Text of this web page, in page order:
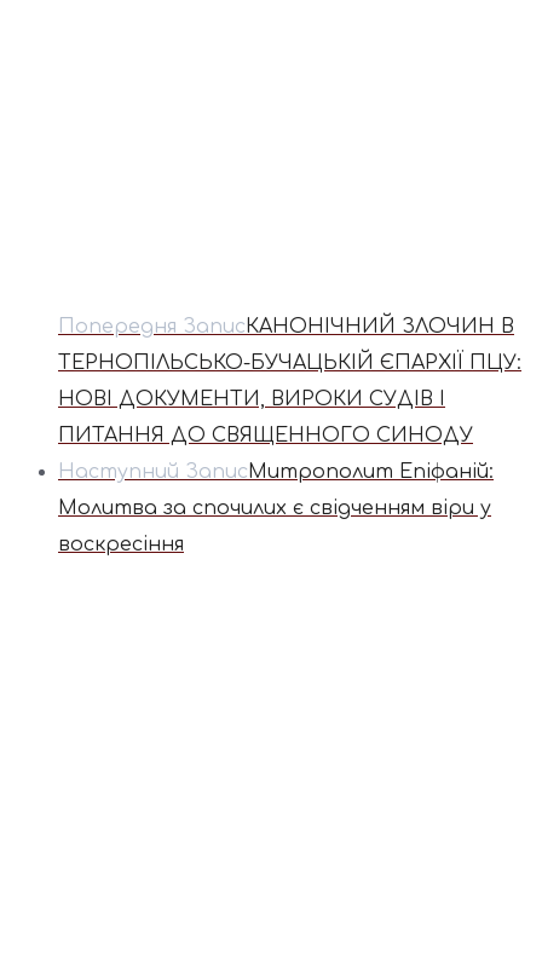
Попередня ЗаписКАНОНІЧНИЙ ЗЛОЧИН В
ТЕРНОПІЛЬСЬКО-БУЧАЦЬКІЙ ЄПАРХІЇ ПЦУ:
НОВІ ДОКУМЕНТИ, ВИРОКИ СУДІВ І
ПИТАННЯ ДО СВЯЩЕННОГО СИНОДУ
Наступний ЗаписМитрополит Епіфаній:
Молитва за спочилих є свідченням віри у
воскресіння